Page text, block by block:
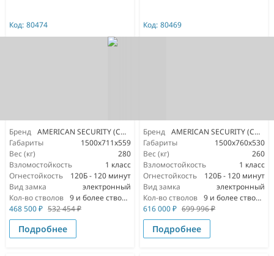
Код: 80474
Бренд
AMERICAN SECURITY (США)
Габариты
1500x711x559
Вес (кг)
280
Взломостойкость
1 класс
Огнестойкость
120Б - 120 минут
Вид замка
электронный
Кол-во стволов
9 и более стволов
468 500₽ 532 454₽
Подробнее
Код: 80469
Бренд
AMERICAN SECURITY (США)
Габариты
1500x760x530
Вес (кг)
260
Взломостойкость
1 класс
Огнестойкость
120Б - 120 минут
Вид замка
электронный
Кол-во стволов
9 и более стволов
616 000₽ 699 996₽
Подробнее